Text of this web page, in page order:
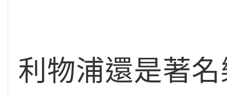
利物浦還是著